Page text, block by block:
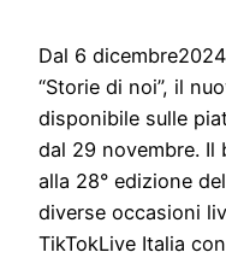
Dal 6
“Storie di noi”, il
disponibile sulle
dal 29 novembre. Il
alla 28° edizione
diverse occasioni
TikTokLive Italia